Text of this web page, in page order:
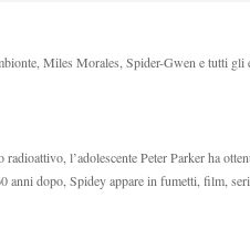
Miles Morales, Spider-Gwen e tutti gli
l’adolescente Peter Parker ha
anni dopo, Spidey appare in fumetti, film,